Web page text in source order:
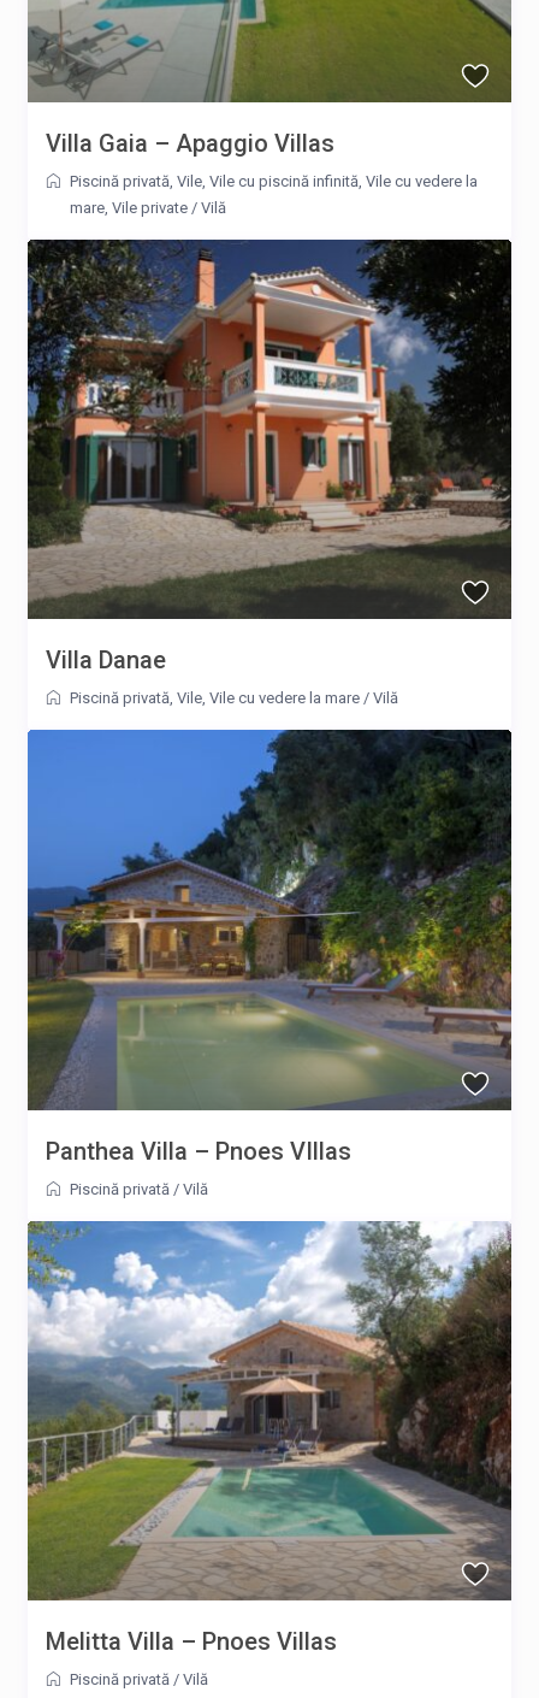
Villa Gaia – Apaggio Villas
Piscină privată ,Vile ,Vile cu piscină infinită ,Vile cu vedere la
mare ,Vile private /Vilă
Villa Danae
Piscină privată,Vile,Vile cu vedere la mare /Vilă
Panthea Villa – Pnoes VIllas
Piscină privată /Vilă
Melitta Villa – Pnoes Villas
Piscină privată /Vilă